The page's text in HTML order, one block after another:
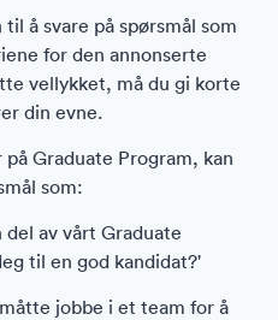
å svare på spørsmål som
for den annonserte
vellykket, må du gi korte
din evne.
Graduate Program, kan
som:
av vårt Graduate
til en god kandidat?'
jobbe i et team for å